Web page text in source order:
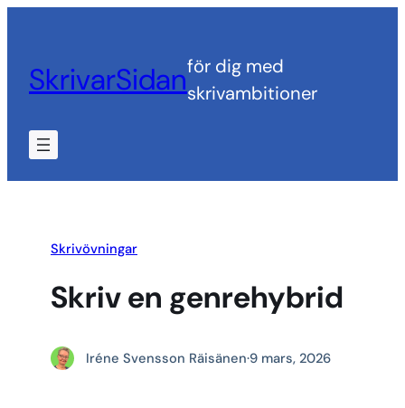
innehåll
SkrivarSidanför dig med
skrivambitioner
Skrivövningar
Skriv en genrehybrid
Iréne Svensson Räisänen·9 mars, 2026